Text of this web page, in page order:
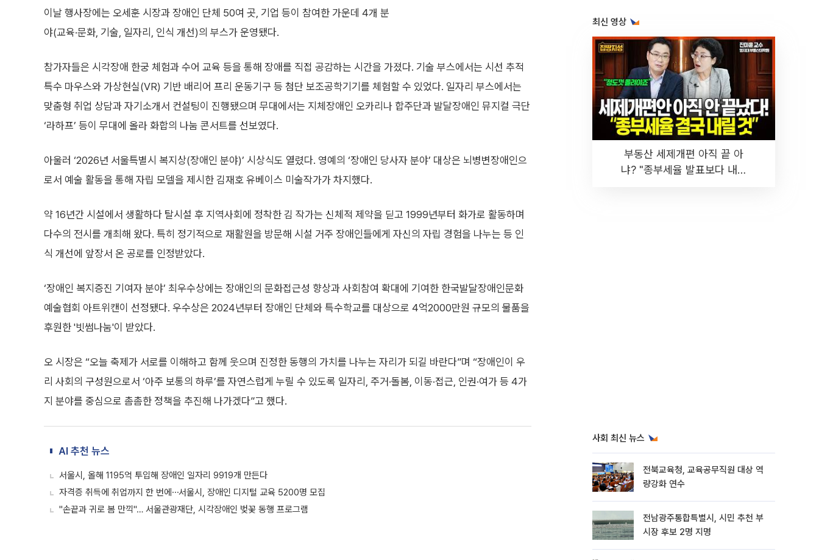
이날 행사장에는 오세훈 시장과 장애인 단체 50여 곳, 기업 등이 참여한 가운데 4개 분
야(교육·문화, 기술, 일자리, 인식 개선)의 부스가 운영됐다.
참가자들은 시각장애 한궁 체험과 수어 교육 등을 통해 장애를 직접 공감하는 시간을 가졌다. 기술 부스에서는 시선 추적
특수 마우스와 가상현실(VR) 기반 배리어 프리 운동기구 등 첨단 보조공학기기를 체험할 수 있었다. 일자리 부스에서는
맞춤형 취업 상담과 자기소개서 컨설팅이 진행됐으며 무대에서는 지체장애인 오카리나 합주단과 발달장애인 뮤지컬 극단
‘라하프’ 등이 무대에 올라 화합의 나눔 콘서트를 선보였다.
아울러 ‘2026년 서울특별시 복지상(장애인 분야)’ 시상식도 열렸다. 영예의 ‘장애인 당사자 분야’ 대상은 뇌병변장애인으
로서 예술 활동을 통해 자립 모델을 제시한 김재호 유베이스 미술작가가 차지했다.
약 16년간 시설에서 생활하다 탈시설 후 지역사회에 정착한 김 작가는 신체적 제약을 딛고 1999년부터 화가로 활동하며
다수의 전시를 개최해 왔다. 특히 정기적으로 재활원을 방문해 시설 거주 장애인들에게 자신의 자립 경험을 나누는 등 인
식 개선에 앞장서 온 공로를 인정받았다.
‘장애인 복지증진 기여자 분야’ 최우수상에는 장애인의 문화접근성 향상과 사회참여 확대에 기여한 한국발달장애인문화
예술협회 아트위캔이 선정됐다. 우수상은 2024년부터 장애인 단체와 특수학교를 대상으로 4억2000만원 규모의 물품을
후원한 '빗썸나눔'이 받았다.
오 시장은 “오늘 축제가 서로를 이해하고 함께 웃으며 진정한 동행의 가치를 나누는 자리가 되길 바란다”며 “장애인이 우
리 사회의 구성원으로서 ‘아주 보통의 하루’를 자연스럽게 누릴 수 있도록 일자리, 주거·돌봄, 이동·접근, 인권·여가 등 4가
지 분야를 중심으로 촘촘한 정책을 추진해 나가겠다”고 했다.
AI 추천 뉴스
서울시, 올해 1195억 투입해 장애인 일자리 9919개 만든다
자격증 취득에 취업까지 한 번에⋯서울시, 장애인 디지털 교육 5200명 모집
"손끝과 귀로 봄 만끽"… 서울관광재단, 시각장애인 벚꽃 동행 프로그램
최신 영상
부동산 세제개편 아직 끝 아
냐? "종부세율 발표보다 내릴
사회 최신 뉴스
전북교육청, 교육공무직원 대상 역
량강화 연수
전남광주통합특별시, 시민 추천 부
시장 후보 2명 지명